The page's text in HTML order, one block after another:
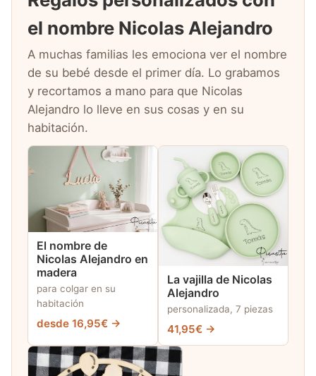
el nombre Nicolas Alejandro
A muchas familias les emociona ver el nombre
de su bebé desde el primer día. Lo grabamos
y recortamos a mano para que Nicolas
Alejandro lo lleve en sus cosas y en su
habitación.
El nombre de
Nicolas Alejandro en
madera
para colgar en su
habitación
desde 16,95€ →
La vajilla de Nicolas
Alejandro
personalizada, 7 piezas
41,95€ →